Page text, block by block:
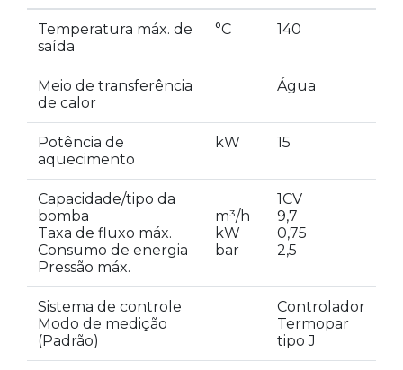
Temperatura máx. de
saída
°C 140
Meio de transferência
de calor
Água
Potência de
aquecimento
kW 15
Capacidade/tipo da
bomba
Taxa de fluxo máx.
Consumo de energia
Pressão máx.
m³/h
kW
bar
1CV
9,7
0,75
2,5
Sistema de controle
Modo de medição
(Padrão)
Controlador
Termopar
tipo J